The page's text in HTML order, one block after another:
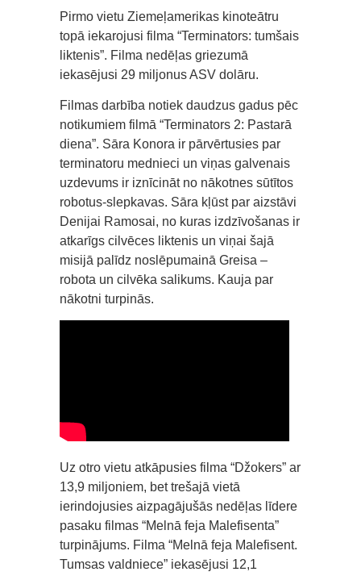
Pirmo vietu Ziemeļamerikas kinoteātru
topā iekarojusi filma “Terminators: tumšais
liktenis”. Filma nedēļas griezumā
iekasējusi 29 miljonus ASV dolāru.
Filmas darbība notiek daudzus gadus pēc
notikumiem filmā “Terminators 2: Pastarā
diena”. Sāra Konora ir pārvērtusies par
terminatoru mednieci un viņas galvenais
uzdevums ir iznīcināt no nākotnes sūtītos
robotus-slepkavas. Sāra kļūst par aizstāvi
Denijai Ramosai, no kuras izdzīvošanas ir
atkarīgs cilvēces liktenis un viņai šajā
misijā palīdz noslēpumainā Greisa –
robota un cilvēka salikums. Kauja par
nākotni turpinās.
Uz otro vietu atkāpusies filma “Džokers” ar
13,9 miljoniem, bet trešajā vietā
ierindojusies aizpagājušās nedēļas līdere
pasaku filmas “Melnā feja Malefisenta”
turpinājums. Filma “Melnā feja Malefisent.
Tumsas valdniece” iekasējusi 12,1